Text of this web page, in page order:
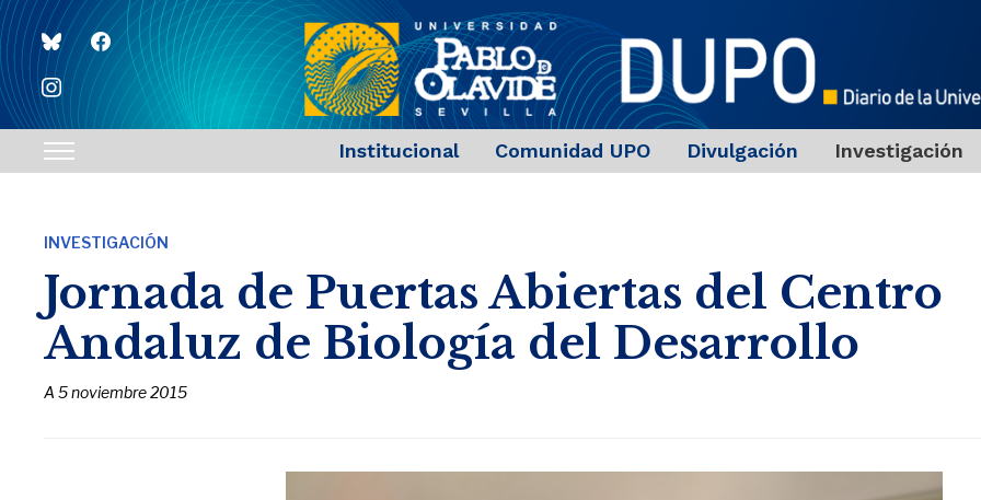
blueskyfacebook
instagram
Toggle
navigation
Institucional Comunidad UPO Divulgación Investigación
INVESTIGACIÓN
Jornada de Puertas Abiertas del Centro
Andaluz de Biología del Desarrollo
A5 noviembre 2015